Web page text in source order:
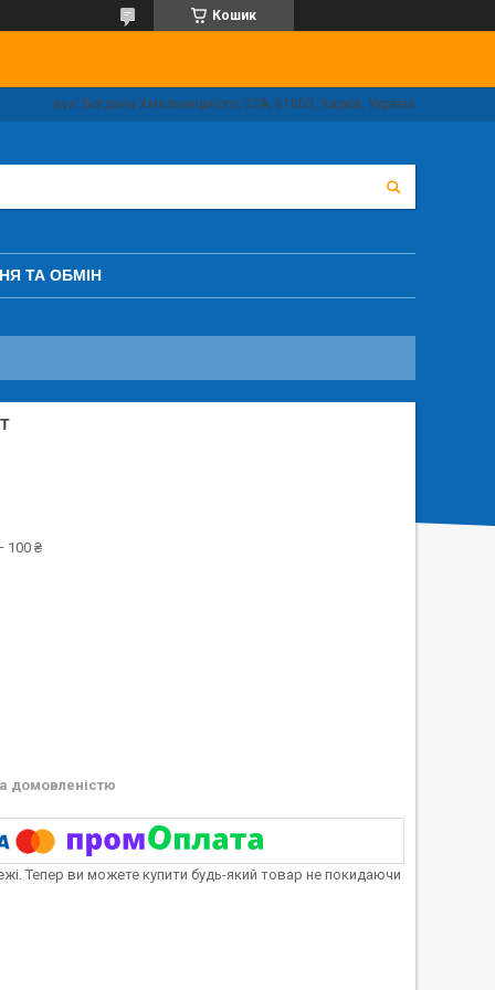
Кошик
вул. Богдана Хмельницького, 32А, 61000, Харків, Україна
ТА ОБМІН
100 ₴
домовленістю
Тепер ви можете купити будь-який товар не покидаючи